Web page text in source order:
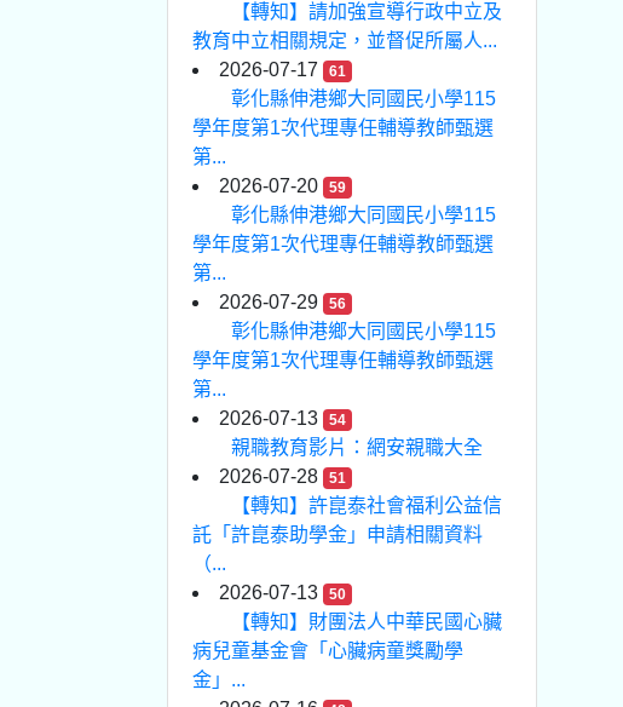
【轉知】請加強宣導行政中立及
教育中立相關規定，並督促所屬人...
2026-07-17
61
彰化縣伸港鄉大同國民小學115
學年度第1次代理專任輔導教師甄選
第...
2026-07-20
59
彰化縣伸港鄉大同國民小學115
學年度第1次代理專任輔導教師甄選
第...
2026-07-29
56
彰化縣伸港鄉大同國民小學115
學年度第1次代理專任輔導教師甄選
第...
2026-07-13
54
親職教育影片：網安親職大全
2026-07-28
51
【轉知】許崑泰社會福利公益信
託「許崑泰助學金」申請相關資料
（...
2026-07-13
50
【轉知】財團法人中華民國心臟
病兒童基金會「心臟病童獎勵學
金」...